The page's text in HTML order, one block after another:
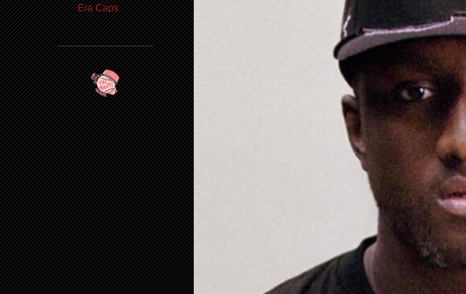
Era Caps